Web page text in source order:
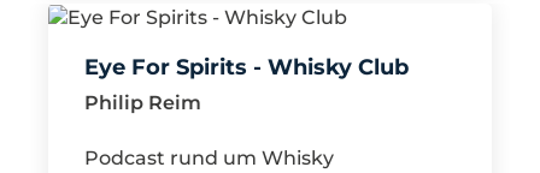
Eye For Spirits - Whisky Club
Philip Reim
Podcast rund um Whisky